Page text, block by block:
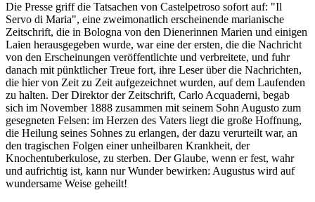
Die Presse griff die Tatsachen von Castelpetroso sofort auf: "Il
Servo di Maria", eine zweimonatlich erscheinende marianische
Zeitschrift, die in Bologna von den Dienerinnen Marien und einigen
Laien herausgegeben wurde, war eine der ersten, die die Nachricht
von den Erscheinungen veröffentlichte und verbreitete, und fuhr
danach mit pünktlicher Treue fort, ihre Leser über die Nachrichten,
die hier von Zeit zu Zeit aufgezeichnet wurden, auf dem Laufenden
zu halten. Der Direktor der Zeitschrift, Carlo Acquaderni, begab
sich im November 1888 zusammen mit seinem Sohn Augusto zum
gesegneten Felsen: im Herzen des Vaters liegt die große Hoffnung,
die Heilung seines Sohnes zu erlangen, der dazu verurteilt war, an
den tragischen Folgen einer unheilbaren Krankheit, der
Knochentuberkulose, zu sterben. Der Glaube, wenn er fest, wahr
und aufrichtig ist, kann nur Wunder bewirken: Augustus wird auf
wundersame Weise geheilt!